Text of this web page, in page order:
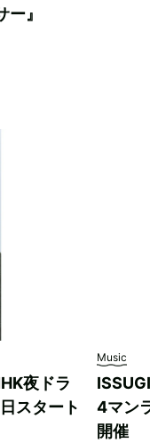
』
夜ドラ
スタート
Music
4マン
開催